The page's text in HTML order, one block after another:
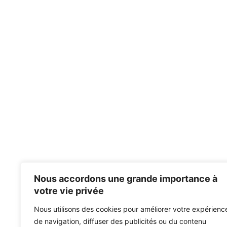
Nous accordons une grande importance à
votre vie privée
Nous utilisons des cookies pour améliorer votre
de navigation, diffuser des publicités ou du contenu